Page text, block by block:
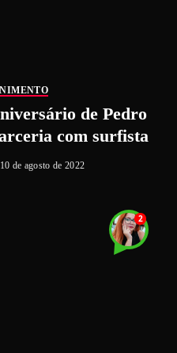
de Pedro
com surfista
10 de agosto de 2022